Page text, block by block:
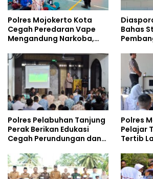
Polres Mojokerto Kota
Cegah Peredaran Vape
Mengandung Narkoba,
Kalangan Remaja
Bahas
Polres Pelabuhan Tanjung
Perak Berikan Edukasi
Cegah Perundungan dan
kepada Pelajar MPLS
Polres
Pelajar
Tertib